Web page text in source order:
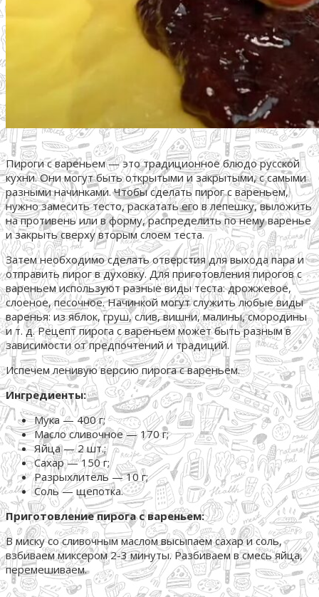
Пироги с вареньем — это традиционное блюдо русской
кухни. Они могут быть открытыми и закрытыми, с самыми
разными начинками. Чтобы сделать пирог с вареньем,
нужно замесить тесто, раскатать его в лепешку, выложить
на противень или в форму, распределить по нему варенье
и закрыть сверху вторым слоем теста.
Затем необходимо сделать отверстия для выхода пара и
отправить пирог в духовку. Для приготовления пирогов с
вареньем используют разные виды теста: дрожжевое,
слоеное, песочное. Начинкой могут служить любые виды
варенья: из яблок, груш, слив, вишни, малины, смородины
и т. д. Рецепт пирога с вареньем может быть разным в
зависимости от предпочтений и традиций.
Испечем ленивую версию пирога с вареньем.
Ингредиенты:
Мука — 400 г;
Масло сливочное — 170 г;
Яйца — 2 шт.;
Сахар — 150 г;
Разрыхлитель — 10 г;
Соль — щепотка.
Приготовление пирога с вареньем:
В миску со сливочным маслом высыпаем сахар и соль,
взбиваем миксером 2-3 минуты. Разбиваем в смесь яйца,
перемешиваем.